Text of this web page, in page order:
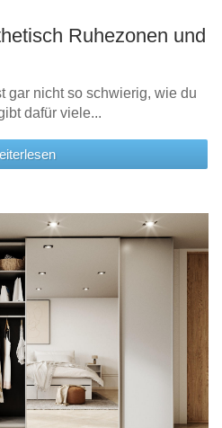
Ruhezonen und
gar nicht so schwierig, wie du
dafür viele...